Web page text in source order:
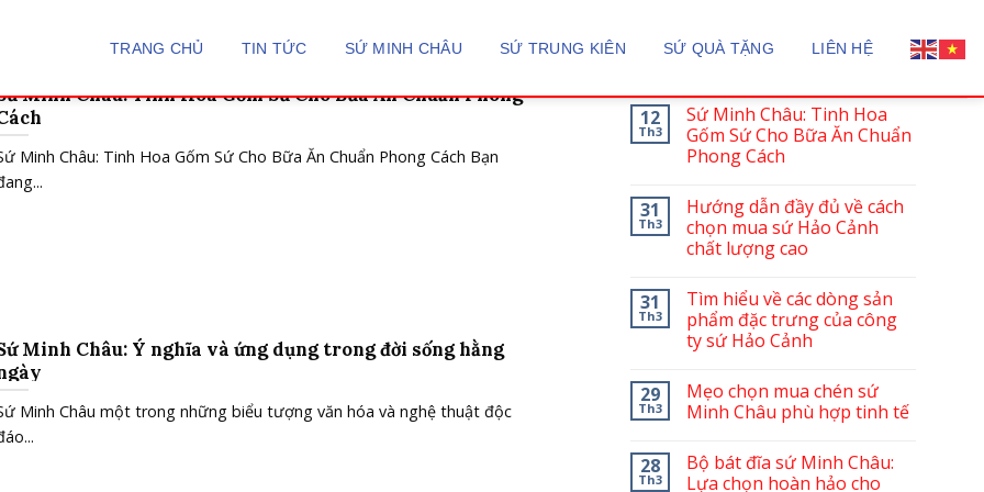
TRANG CHỦ TIN TỨC SỨ MINH CHÂU SỨ TRUNG KIÊN SỨ QUÀ TẶNG LIÊN HỆ
Minh Châu: Tinh Hoa Gốm Sứ Cho Bữa Ăn Chuẩn Phong
Minh Châu: Tinh Hoa Gốm Sứ Cho Bữa Ăn Chuẩn Phong Cách Bạn
Minh Châu: Ý nghĩa và ứng dụng trong đời sống hằng
Minh Châu một trong những biểu tượng văn hóa và nghệ thuật độc
BÀI VIẾT MỚI
12
Th3
Sứ Minh Châu: Tinh Hoa
Gốm Sứ Cho Bữa Ăn Chuẩn
Phong Cách
31
Th3
Hướng dẫn đầy đủ về cách
chọn mua sứ Hảo Cảnh
chất lượng cao
31
Th3
Tìm hiểu về các dòng sản
phẩm đặc trưng của công
ty sứ Hảo Cảnh
29
Th3
Mẹo chọn mua chén sứ
Minh Châu phù hợp tinh tế
28
Th3
Bộ bát đĩa sứ Minh Châu:
Lựa chọn hoàn hảo cho